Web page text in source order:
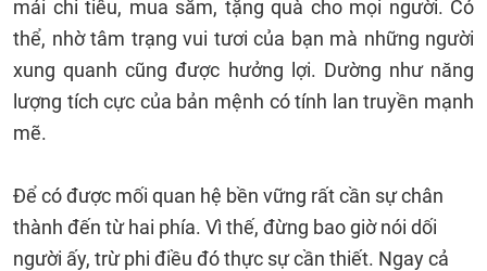
mái chi tiêu, mua sắm, tặng quà cho mọi người. Có
thể, nhờ tâm trạng vui tươi của bạn mà những người
xung quanh cũng được hưởng lợi. Dường như năng
lượng tích cực của bản mệnh có tính lan truyền mạnh
mẽ.
Để có được mối quan hệ bền vững rất cần sự chân
thành đến từ hai phía. Vì thế, đừng bao giờ nói dối
người ấy, trừ phi điều đó thực sự cần thiết. Ngay cả